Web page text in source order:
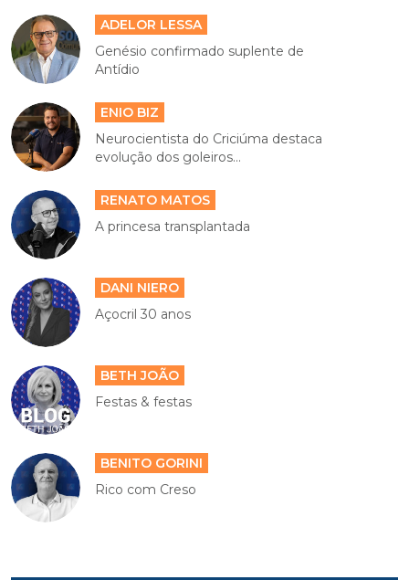
ADELOR LESSA
Genésio confirmado suplente de
Antídio
ENIO BIZ
Neurocientista do Criciúma destaca
evolução dos goleiros...
RENATO MATOS
A princesa transplantada
DANI NIERO
Açocril 30 anos
BETH JOÃO
Festas & festas
BENITO GORINI
Rico com Creso